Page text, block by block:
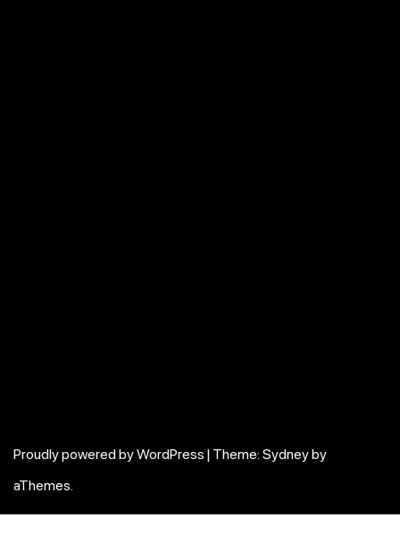
Proudly powered by WordPress | Theme: Sydneyby
aThemes.